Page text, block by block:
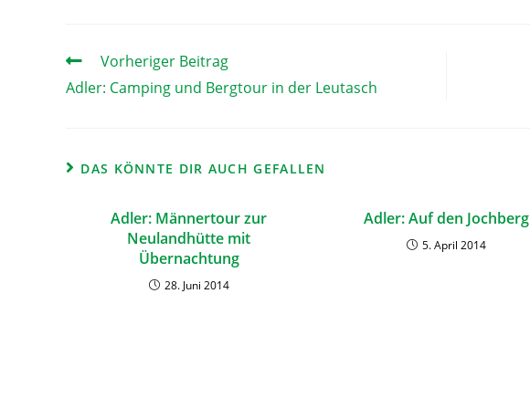
Vorheriger Beitrag
Adler: Camping und Bergtour in der Leutasch
DAS KÖNNTE DIR AUCH GEFALLEN
Adler: Männertour zur
Neulandhütte mit
Übernachtung
28. Juni 2014
Adler: Auf den Jochberg
5. April 2014